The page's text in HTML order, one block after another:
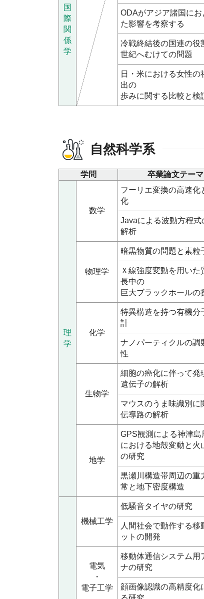
国
際
関
係
学
ODAがアジア諸国にお
た影響を考察する
冷戦終結後の国連の役
世紀へむけての問題
日・米における女性の
出の
歩みに関する比較と検
自然科学系
学問 卒業論文テーマ
理
学
数学
フーリエ変換の高速化
化
Javaによる波動方程式
解析
物理学
暗黒物質の問題と素粒
Ｘ線強度変動を用いた
長中の
巨大ブラックホールの
化学
特異構造を持つ有機分
計
ナノパーティクルの調
性
生物学
細胞の癌化に伴って発
遺伝子の解析
マウスのうま味識別に
伝導路の解析
地学
GPS観測による神津島
における地殻変動と火
の研究
黒瀬川構造帯周辺の重
常と地下密度構造
機械工学
低騒音タイヤの研究
人間社会で動作する移
ットの開発
電気
・
電子工学
移動体通信システム用
ナの研究
顔画像認識の高精度化